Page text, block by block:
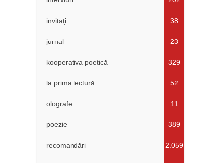
invitaţi 38
jurnal 23
kooperativa poetică 329
la prima lectură 52
olografe 11
poezie 389
recomandări 2.059